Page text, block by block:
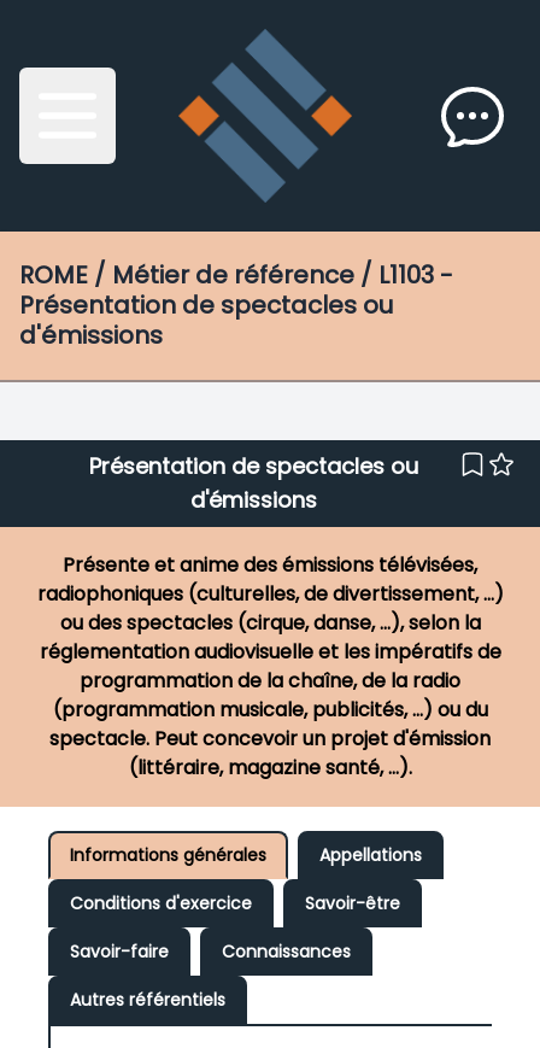
ROME / Métier de référence / L1103 -
Présentation de spectacles ou
d'émissions
Présentation de spectacles ou
d'émissions
Présente et anime des émissions télévisées,
radiophoniques (culturelles, de divertissement, ...)
ou des spectacles (cirque, danse, ...), selon la
réglementation audiovisuelle et les impératifs de
programmation de la chaîne, de la radio
(programmation musicale, publicités, ...) ou du
spectacle. Peut concevoir un projet d'émission
(littéraire, magazine santé, ...).
Informations générales
Appellations
Conditions d'exercice
Savoir-être
Savoir-faire
Connaissances
Autres référentiels